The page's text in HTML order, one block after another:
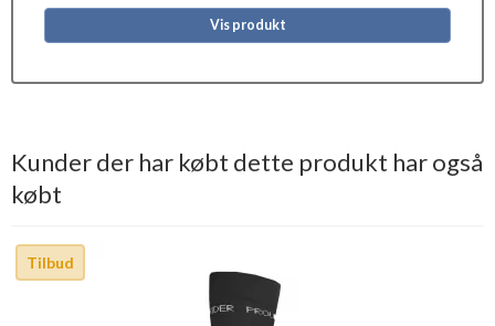
Vis produkt
Kunder der har købt dette produkt har også
købt
Tilbud